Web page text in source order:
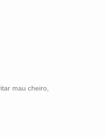
mau cheiro,